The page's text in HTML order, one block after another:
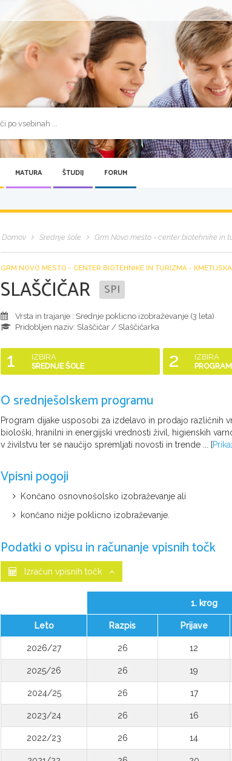
MATURA ŠTUDIJ FORUM
Domov Srednje šole Grm Novo mesto - center biotehnike in
GRM NOVO MESTO - CENTER BIOTEHNIKE IN TURIZMA -
SLAŠČIČAR SPI
Vrsta in trajanje : Srednje poklicno izobraževanje (3 leta)
Pridobljen naziv: Slaščičar / Slaščičarka
1
IZBIRA
SREDNJE ŠOLE
2
IZBIRA
O srednješolskem programu
Program dijake usposobi za izdelavo in prodajo različnih
biološki, hranilni in energijski vrednosti živil, higienskih
v živilstvu ter se naučijo spremljati novosti in trende ... [
Vpisni pogoji
Končano osnovnošolsko izobraževanje ali
končano nižje poklicno izobraževanje.
Podatki o vpisu in računanje vpisnih točk
Izračun vpisnih točk
1. krog
Leto Razpis Prijave
2026/27 26 12
2025/26 26 19
2024/25 26 17
2023/24 26 16
2022/23 26 14